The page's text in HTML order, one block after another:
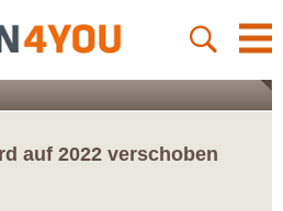
auf 2022 verschoben